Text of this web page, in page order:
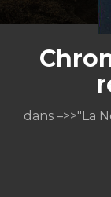
dans –>>"La